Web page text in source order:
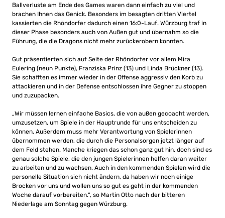
Ballverluste am Ende des Games waren dann einfach zu viel und
brachen Ihnen das Genick. Besonders im besagten dritten Viertel
kassierten die Rhöndorfer dadurch einen 16:0-Lauf. Würzburg traf in
dieser Phase besonders auch von Außen gut und übernahm so die
Führung, die die Dragons nicht mehr zurückerobern konnten.
Gut präsentierten sich auf Seite der Rhöndorfer vor allem Mira
Eulering (neun Punkte), Franziska Prinz (13) und Linda Brückner (13).
Sie schafften es immer wieder in der Offense aggressiv den Korb zu
attackieren und in der Defense entschlossen ihre Gegner zu stoppen
und zuzupacken.
„Wir müssen lernen einfache Basics, die von außen gecoacht werden,
umzusetzen, um Spiele in der Hauptrunde für uns entscheiden zu
können. Außerdem muss mehr Verantwortung von Spielerinnen
übernommen werden, die durch die Personalsorgen jetzt länger auf
dem Feld stehen. Manche kriegen das schon ganz gut hin, doch sind es
genau solche Spiele, die den jungen Spielerinnen helfen daran weiter
zu arbeiten und zu wachsen. Auch in den kommenden Spielen wird die
personelle Situation sich nicht ändern, da haben wir noch einige
Brocken vor uns und wollen uns so gut es geht in der kommenden
Woche darauf vorbereiten.“, so Martin Otto nach der bitteren
Niederlage am Sonntag gegen Würzburg.